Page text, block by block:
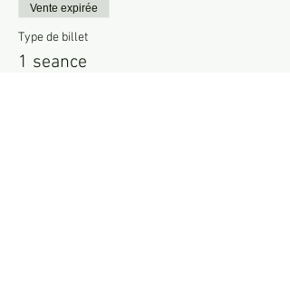
Vente expirée
Type de billet
1 seance